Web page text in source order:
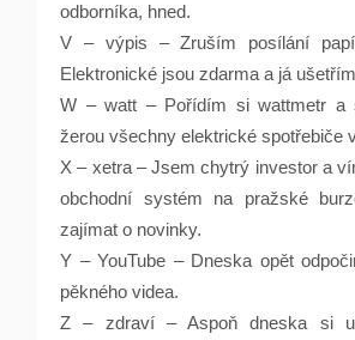
odborníka, hned.
V – výpis – Zruším posílání
Elektronické jsou zdarma a já
W – watt – Pořídím si wattmetr a
žerou všechny elektrické spotřebiče
X – xetra – Jsem chytrý investor a
obchodní systém na pražské
zajímat o novinky.
Y – YouTube – Dneska opět
pěkného videa.
Z – zdraví – Aspoň dneska si